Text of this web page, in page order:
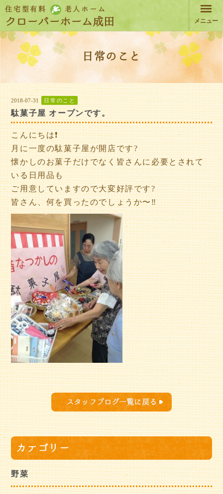
クローバーホーム成田
住宅型有料
老人ホーム
メニュー
日常のこと
2018-07-31 日常のこと
駄菓子屋 オープンです。
こんにちは❗️
月に一度の駄菓子屋が開店です?
懐かしのお菓子だけでなく皆さんに必要とされて
いる日用品も
ご用意していますので大変好評です?
皆さん、何を買ったのでしょうか〜‼️
スタッフブログ一覧に戻る
カテゴリー
野菜